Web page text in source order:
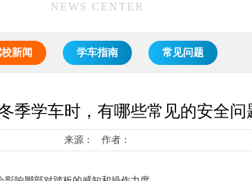
NEWS CENTER
新闻 学车指南 常见问题
季学车时，有哪些常见的安全问
来源： 作者：